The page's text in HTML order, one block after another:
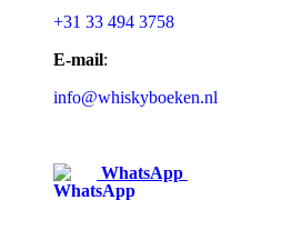
+31 33 494 3758
E-mail:
info@whiskyboeken.nl
WhatsApp